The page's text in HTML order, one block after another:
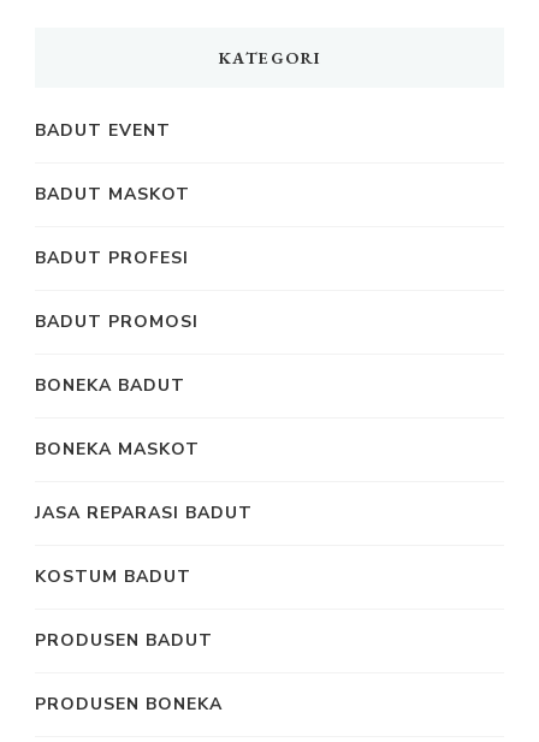
KATEGORI
BADUT EVENT
BADUT MASKOT
BADUT PROFESI
BADUT PROMOSI
BONEKA BADUT
BONEKA MASKOT
JASA REPARASI BADUT
KOSTUM BADUT
PRODUSEN BADUT
PRODUSEN BONEKA